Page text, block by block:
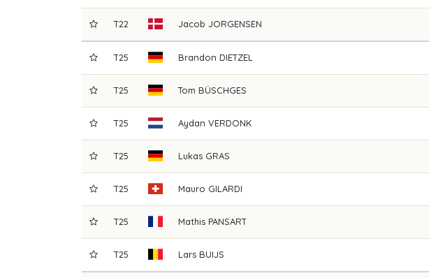
T22 Jacob JORGENSEN
T25 Brandon DIETZEL
T25 Tom BÜSCHGES
T25 Aydan VERDONK
T25 Lukas GRAS
T25 Mauro GILARDI
T25 Mathis PANSART
T25 Lars BUIJS